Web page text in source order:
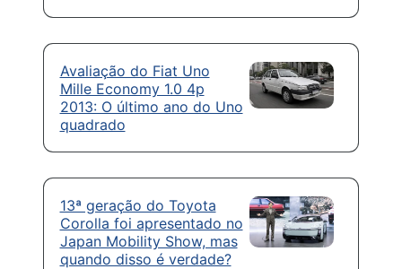
Avaliação do Fiat Uno
Mille Economy 1.0 4p
2013: O último ano do Uno
quadrado
13ª geração do Toyota
Corolla foi apresentado no
Japan Mobility Show, mas
quando disso é verdade?